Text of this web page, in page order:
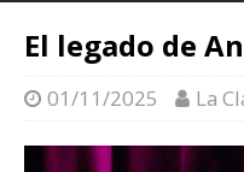
El legado de
01/11/2025 La